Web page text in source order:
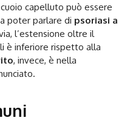
capelluto può essere
poter parlare di psoriasi a
l’estensione oltre il
è inferiore rispetto alla
, invece, è nella